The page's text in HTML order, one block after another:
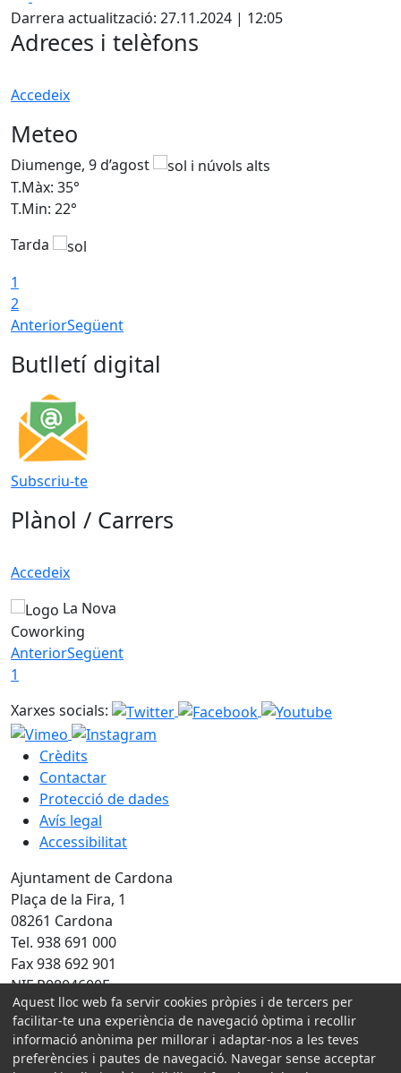
Darrera actualització: 27.11.2024 | 12:05
Adreces i telèfons
Accedeix
Meteo
Diumenge, 9 d’agost
T.Màx: 35°
T.Min: 22°
Tarda
1
2
AnteriorSegüent
Butlletí digital
Subscriu-te
Plànol / Carrers
Accedeix
La Nova
Coworking
AnteriorSegüent
1
Xarxes socials:
Crèdits
Contactar
Protecció de dades
Avís legal
Accessibilitat
Ajuntament de Cardona
Plaça de la Fira, 1
08261 Cardona
Tel. 938 691 000
Fax 938 692 901
NIF P0804600E
Amb la col·laboració de:
Aquest lloc web fa servir cookies pròpies i de tercers per
facilitar-te una experiència de navegació òptima i recollir
informació anònima per millorar i adaptar-nos a les teves
preferències i pautes de navegació. Navegar sense acceptar